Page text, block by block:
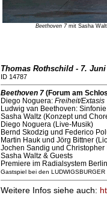
Beethoven 7mit Sasha
Thomas Rothschild - 7. Juni
ID 14787
Beethoven 7(Forum am
Diego Noguera: Freiheit/Extasis
Ludwig van Beethoven:
Sasha Waltz (Konzept und
Diego Noguera (Live-Musik)
Bernd Skodzig und Federico
Martin Hauk und Jörg Bittner
Jochen Sandig und Christopher
Sasha Waltz & Guests
Premiere im Radialsystem
Gastspiel bei den
Weitere Infos siehe auch: